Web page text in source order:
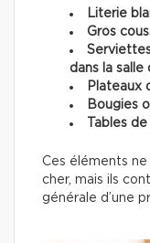
Literie
Gros
dans la salle
Plateaux
Bougies
Tables
Ces éléments
cher, mais ils
générale d’une